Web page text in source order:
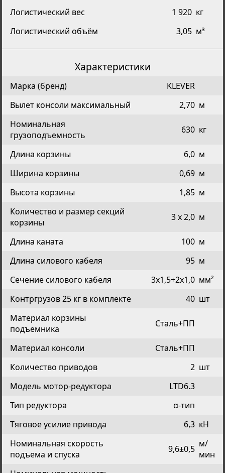
Логистический вес 1 920 кг
Логистический объём
3,05 м³
Характеристики
Марка (бренд)
KLEVER
Вылет консоли максимальный
2,70 м
Номинальная
грузоподъемность
630 кг
Длина корзины 6,0 м
Ширина корзины
0,69 м
Высота корзины
1,85 м
Количество и размер секций
корзины
3 x 2,0 м
Длина каната 100 м
Длина силового кабеля
95 м
Сечение силового кабеля
3x1,5+2x1,0 мм²
Контргрузов 25 кг в комплекте
40 шт
Материал корзины
подъемника
Сталь+ПП
Материал консоли
Сталь+ПП
Количество приводов
2 шт
Модель мотор-редуктора
LTD6.3
Тип редуктора
α-тип
Тяговое усилие привода
6,3 кН
Номинальная скорость
подъема и спуска
9,6±0,5 м/
мин